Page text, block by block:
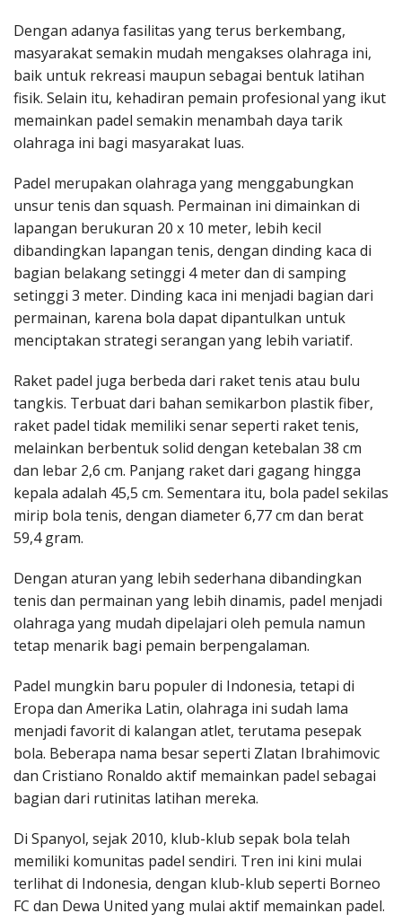
Dengan adanya fasilitas yang terus berkembang,
masyarakat semakin mudah mengakses olahraga ini,
baik untuk rekreasi maupun sebagai bentuk latihan
fisik. Selain itu, kehadiran pemain profesional yang ikut
memainkan padel semakin menambah daya tarik
olahraga ini bagi masyarakat luas.
Padel merupakan olahraga yang menggabungkan
unsur tenis dan squash. Permainan ini dimainkan di
lapangan berukuran 20 x 10 meter, lebih kecil
dibandingkan lapangan tenis, dengan dinding kaca di
bagian belakang setinggi 4 meter dan di samping
setinggi 3 meter. Dinding kaca ini menjadi bagian dari
permainan, karena bola dapat dipantulkan untuk
menciptakan strategi serangan yang lebih variatif.
Raket padel juga berbeda dari raket tenis atau bulu
tangkis. Terbuat dari bahan semikarbon plastik fiber,
raket padel tidak memiliki senar seperti raket tenis,
melainkan berbentuk solid dengan ketebalan 38 cm
dan lebar 2,6 cm. Panjang raket dari gagang hingga
kepala adalah 45,5 cm. Sementara itu, bola padel sekilas
mirip bola tenis, dengan diameter 6,77 cm dan berat
59,4 gram.
Dengan aturan yang lebih sederhana dibandingkan
tenis dan permainan yang lebih dinamis, padel menjadi
olahraga yang mudah dipelajari oleh pemula namun
tetap menarik bagi pemain berpengalaman.
Padel mungkin baru populer di Indonesia, tetapi di
Eropa dan Amerika Latin, olahraga ini sudah lama
menjadi favorit di kalangan atlet, terutama pesepak
bola. Beberapa nama besar seperti Zlatan Ibrahimovic
dan Cristiano Ronaldo aktif memainkan padel sebagai
bagian dari rutinitas latihan mereka.
Di Spanyol, sejak 2010, klub-klub sepak bola telah
memiliki komunitas padel sendiri. Tren ini kini mulai
terlihat di Indonesia, dengan klub-klub seperti Borneo
FC dan Dewa United yang mulai aktif memainkan padel.